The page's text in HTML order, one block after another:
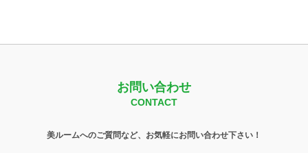
お問い合わせ
CONTACT
美ルームへのご質問など、お気軽にお問い合わせ下さい！